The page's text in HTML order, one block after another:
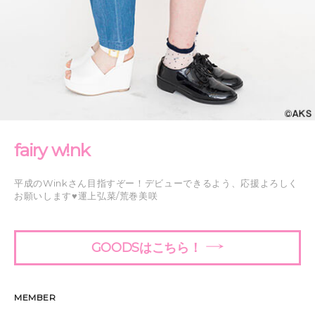
fairy w!nk
平成のWinkさん目指すぞー！デビューできるよう、応援よろしく
お願いします♥運上弘菜/荒巻美咲
GOODSはこちら！
MEMBER